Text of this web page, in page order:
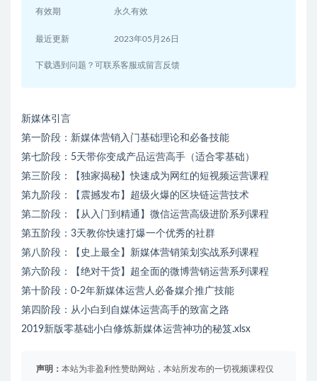
有效期 永久有效
最近更新 2023年05月26日
下载遇到问题？可联系客服或留言反馈
新媒体引言
第一阶段：新媒体营销入门基础理论和必备技能
第七阶段：5天带你变成产品运营高手（适合零基础）
第三阶段：【独家揭秘】快速成为网红的短视频运营课程
第九阶段：【震撼发布】超级火爆的区块链运营技术
第二阶段：【从入门到精通】微信运营高级进阶系列课程
第五阶段：3天教你快速打爆一个优秀的社群
第八阶段：【史上最全】新媒体营销策划实战系列课程
第六阶段：【绝对干货】超全面的微博营销运营系列课程
第十阶段：0-2年新媒体运营人必备媒介推广技能
第四阶段：从小白到自媒体运营高手的致富之路
2019新版零基础小白修炼新媒体运营神功的秘笈.xlsx
声明： 本站为非盈利性赞助网站，本站所发布的一切视频课程仅